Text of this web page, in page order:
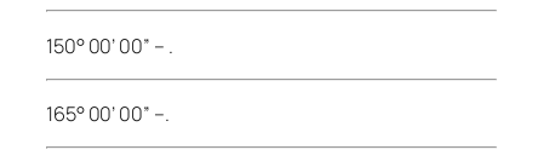
150° 00’ 00” – .
165° 00’ 00” –.